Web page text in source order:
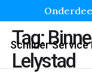
Schilder Service
Tag:
Lelystad